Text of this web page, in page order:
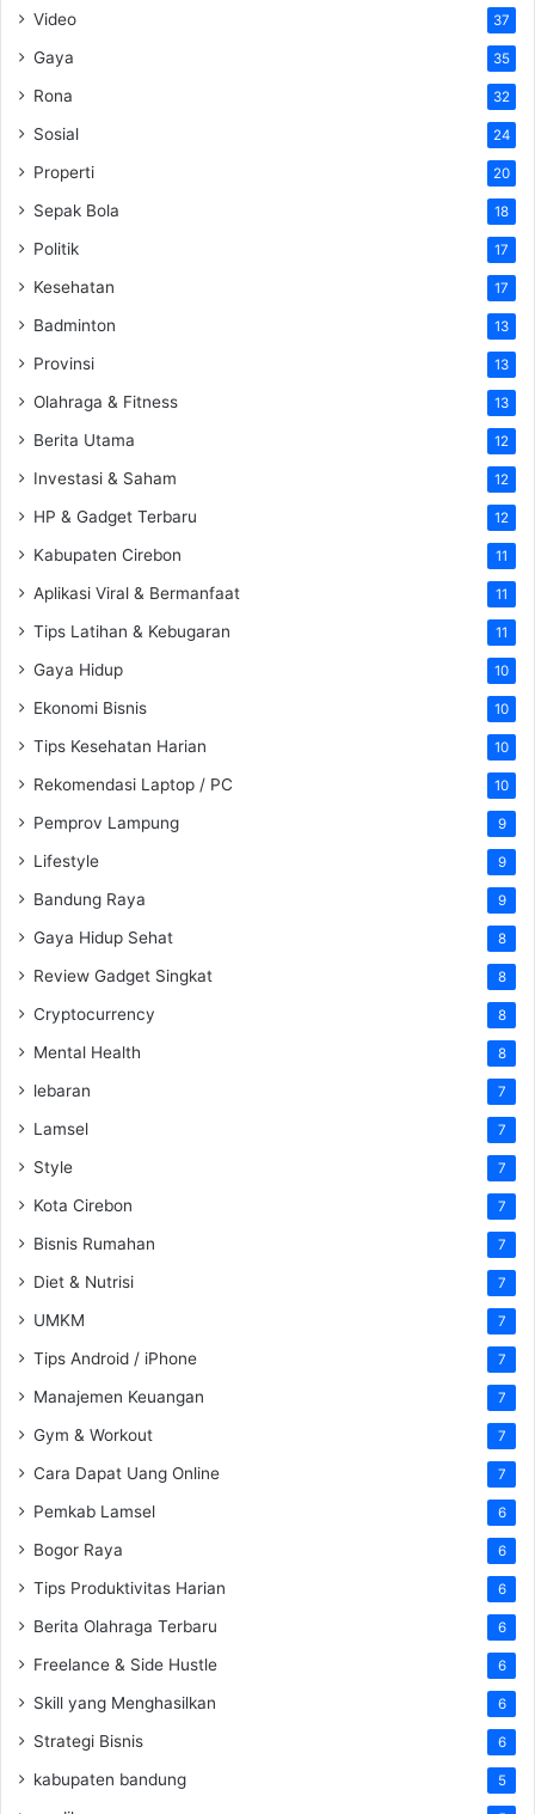
Video 37
Gaya 35
Rona 32
Sosial 24
Properti 20
Sepak Bola 18
Politik 17
Kesehatan 17
Badminton 13
Provinsi 13
Olahraga & Fitness 13
Berita Utama 12
Investasi & Saham 12
HP & Gadget Terbaru 12
Kabupaten Cirebon 11
Aplikasi Viral & Bermanfaat 11
Tips Latihan & Kebugaran 11
Gaya Hidup 10
Ekonomi Bisnis 10
Tips Kesehatan Harian 10
Rekomendasi Laptop / PC 10
Pemprov Lampung 9
Lifestyle 9
Bandung Raya 9
Gaya Hidup Sehat 8
Review Gadget Singkat 8
Cryptocurrency 8
Mental Health 8
lebaran 7
Lamsel 7
Style 7
Kota Cirebon 7
Bisnis Rumahan 7
Diet & Nutrisi 7
UMKM 7
Tips Android / iPhone 7
Manajemen Keuangan 7
Gym & Workout 7
Cara Dapat Uang Online 7
Pemkab Lamsel 6
Bogor Raya 6
Tips Produktivitas Harian 6
Berita Olahraga Terbaru 6
Freelance & Side Hustle 6
Skill yang Menghasilkan 6
Strategi Bisnis 6
kabupaten bandung 5